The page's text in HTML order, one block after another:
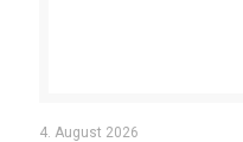
4. August 2026